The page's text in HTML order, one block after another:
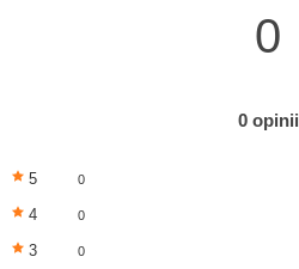
0
0 opinii
5 0
4 0
3 0